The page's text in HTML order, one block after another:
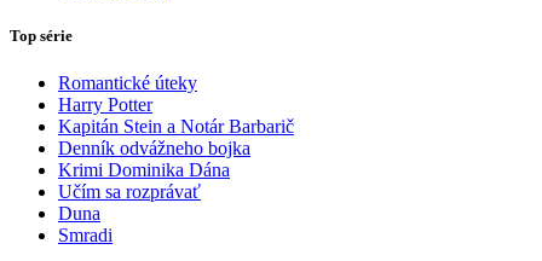
Top série
Romantické úteky
Harry Potter
Kapitán Stein a Notár Barbarič
Denník odvážneho bojka
Krimi Dominika Dána
Učím sa rozprávať
Duna
Smradi